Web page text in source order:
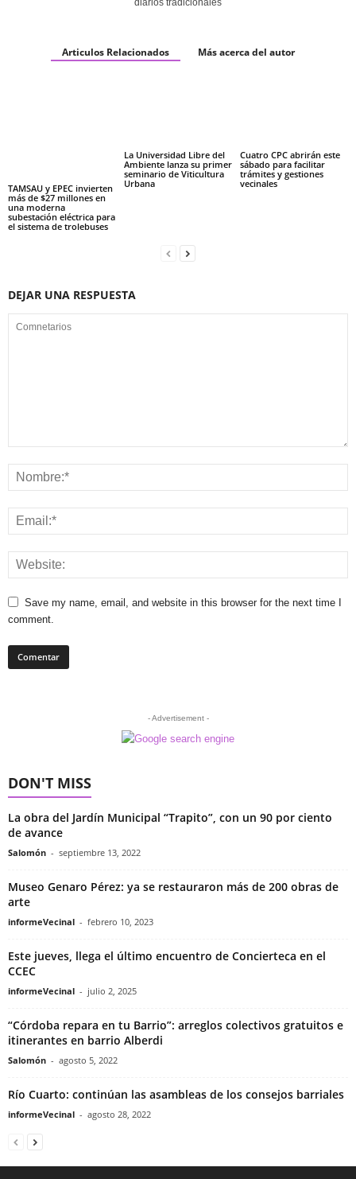
diarios tradicionales
Articulos Relacionados Más acerca del autor
TAMSAU y EPEC invierten
más de $27 millones en
una moderna
subestación eléctrica para
el sistema de trolebuses
La Universidad Libre del
Ambiente lanza su primer
seminario de Viticultura
Urbana
Cuatro CPC abrirán este
sábado para facilitar
trámites y gestiones
vecinales
DEJAR UNA RESPUESTA
Save my name, email, and website in this browser for the next time I
comment.
- Advertisement -
DON'T MISS
La obra del Jardín Municipal “Trapito”, con un 90 por ciento
de avance
Salomón - septiembre 13, 2022
Museo Genaro Pérez: ya se restauraron más de 200 obras de
arte
informeVecinal - febrero 10, 2023
Este jueves, llega el último encuentro de Concierteca en el
CCEC
informeVecinal - julio 2, 2025
“Córdoba repara en tu Barrio”: arreglos colectivos gratuitos e
itinerantes en barrio Alberdi
Salomón - agosto 5, 2022
Río Cuarto: continúan las asambleas de los consejos barriales
informeVecinal - agosto 28, 2022